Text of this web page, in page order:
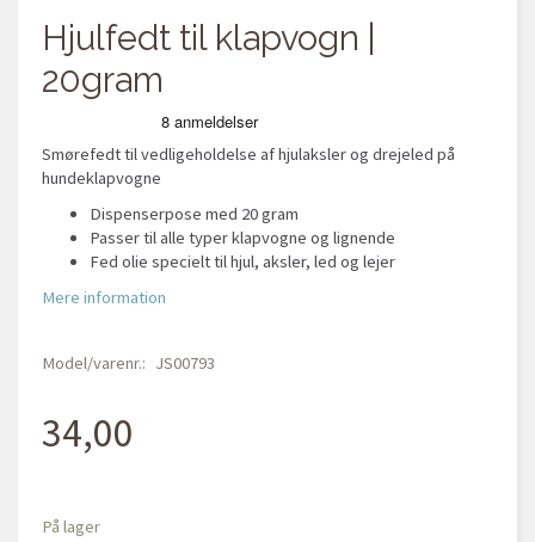
Hjulfedt til klapvogn |
20gram
Smørefedt til vedligeholdelse af hjulaksler og drejeled på
hundeklapvogne
Dispenserpose med 20 gram
Passer til alle typer klapvogne og lignende
Fed olie specielt til hjul, aksler, led og lejer
Mere information
Model/varenr.: JS00793
34,00
På lager